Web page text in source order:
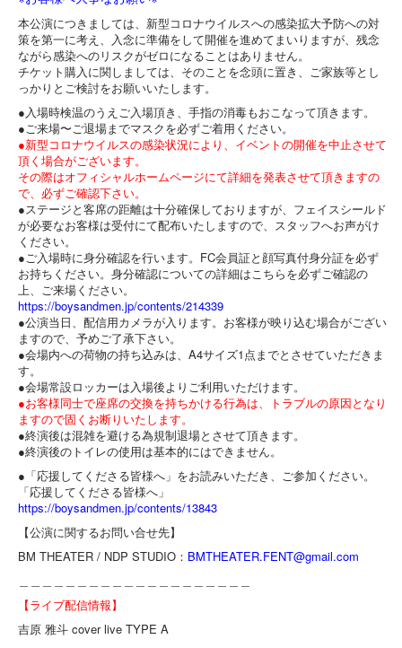
本公演につきましては、 新型コロナウイルスへの感染拡大予防への対
策を第一に考え、
入念に準備をして開催を進めてまいりますが、 残念
ながら感染へのリスクがゼロになることはありません。
チケット購入に関しましては、そのことを念頭に置き、
ご家族等とし
っかりとご検討をお願いいたします。
●入場時検温のうえご入場頂き、 手指の消毒もおこなって頂きます。
●ご来場〜ご退場までマスクを必ずご着用ください。
●新型コロナウイルスの感染状況により、 イベントの開催を中止させて
頂く場合がございます。
その際はオフィシャルホームページにて詳細を発表させて頂きますの
で、必ずご確認下さい。
●ステージと客席の距離は十分確保しておりますが、 フェイスシールド
が必要なお客様は受付にて配布いたしますので、
スタッフへお声がけ
ください。
●ご入場時に身分確認を行います。FC会員証と顔写真付身分証を必ず
お持ちください。 身分確認についての詳細はこちらを必ずご確認の
上、
ご来場ください。
https://boysandmen.jp/contents/214339
●公演当日、配信用カメラが入ります。 お客様が映り込む場合がござい
ますので、予めご了承下さい。
●会場内への荷物の持ち込みは、A4サイズ1点までとさせていただきま
す。
●会場常設ロッカーは入場後よりご利用いただけます。
●お客様同士で座席の交換を持ちかける行為は、
トラブルの原因となり
ますので固くお断りいたします。
●終演後は混雑を避ける為規制退場とさせて頂きます。
●終演後のトイレの使用は基本的にはできません。
●「応援してくださる皆様へ」をお読みいただき、
ご参加ください。
「応援してくださる皆様へ」
https://boysandmen.jp/contents/13843
【公演に関するお問い合せ先】
BM THEATER / NDP STUDIO： BMTHEATER.FENT@gmail.com
【ライブ配信情報】
吉原 雅斗 cover live TYPE A